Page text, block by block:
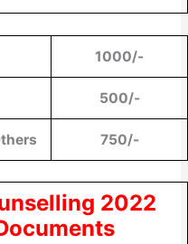
1000/-
500/-
750/-
2022